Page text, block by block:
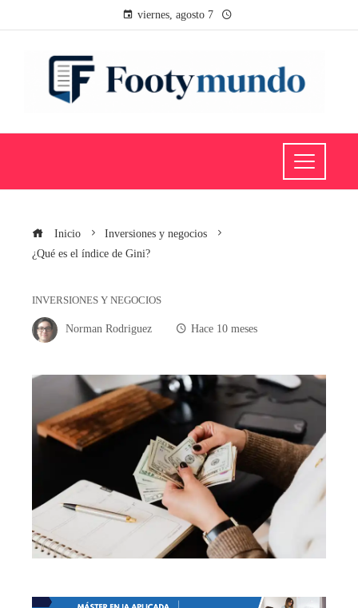
viernes, agosto 7
Inicio
Inversiones y negocios
¿Qué es el índice de Gini?
INVERSIONES Y NEGOCIOS
Norman Rodriguez Hace 10 meses